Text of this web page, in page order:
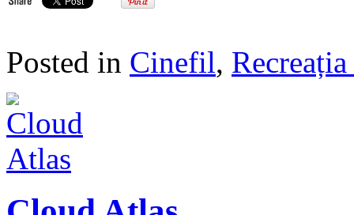
Posted in Cinefil,